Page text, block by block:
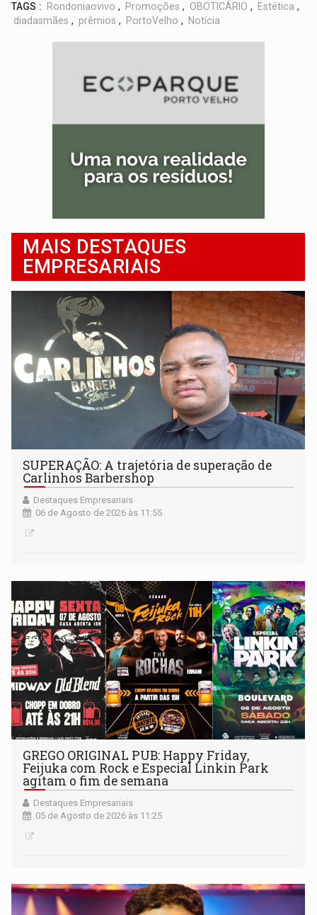
TAGS : Rondoniaovivo , Promoções , OBOTICÁRIO , Estética ,
diadasmães , prêmios , PortoVelho , Notícia
MAIS DESTAQUES
EMPRESARIAIS
SUPERAÇÃO: A trajetória de superação de
Carlinhos Barbershop
Destaques Empresariais
06 de Agosto de 2026 às 11:55
GREGO ORIGINAL PUB: Happy Friday,
Feijuka com Rock e Especial Linkin Park
agitam o fim de semana
Destaques Empresariais
05 de Agosto de 2026 às 11:25